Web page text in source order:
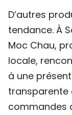
D’autres
tendance. À
Moc Chau,
locale,
à une
transparente
commandes